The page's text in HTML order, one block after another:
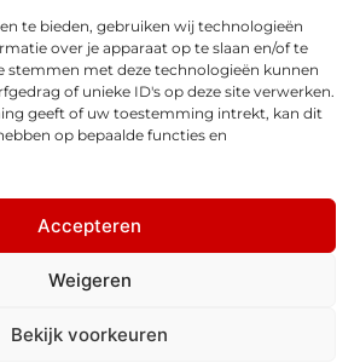
te bieden, gebruiken wij technologieën
over je apparaat op te slaan en/of te
stemmen met deze technologieën kunnen
of unieke ID's op deze site verwerken.
geeft of uw toestemming intrekt, kan dit
op bepaalde functies en
Accepteren
Weigeren
Bekijk voorkeuren
Gesloten
Algemene voorwaarden